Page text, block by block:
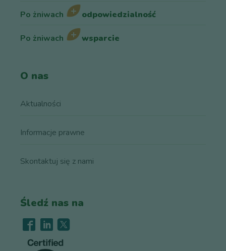
Po żniwach
odpowiedzialność
Po żniwach wsparcie
O nas
Aktualności
Informacje prawne
Skontaktuj się z nami
Śledź nas na